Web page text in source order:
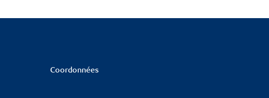
Coordonnées